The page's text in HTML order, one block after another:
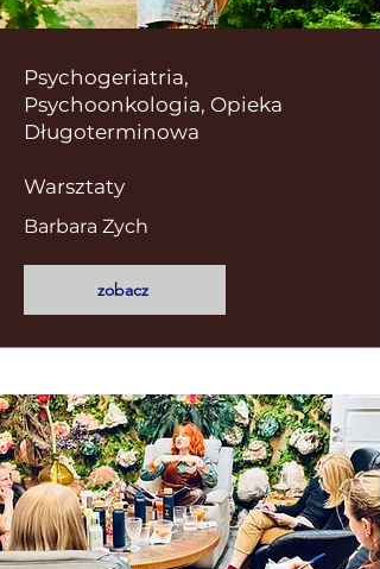
Psychogeriatria,
Psychoonkologia, Opieka
Długoterminowa
Warsztaty
Barbara Zych
zobacz